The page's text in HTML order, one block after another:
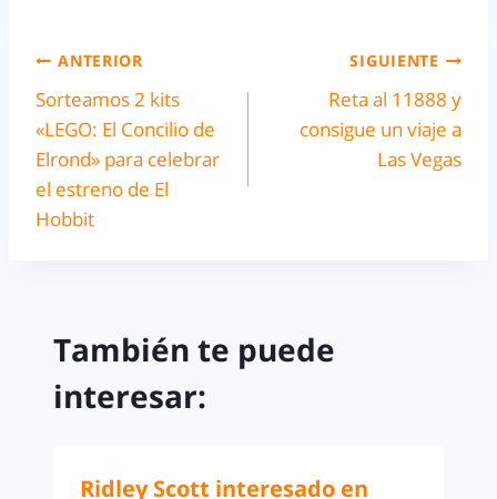
ANTERIOR
Sorteamos 2 kits
«LEGO: El Concilio de
Elrond» para celebrar
el estreno de El
Hobbit
SIGUIENTE
Reta al 11888 y
consigue un viaje a
Las Vegas
También te puede
interesar:
Ridley Scott interesado en